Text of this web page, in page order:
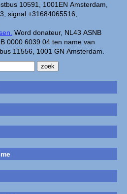
10591, 1001EN Amsterdam,
signal +31684065516,
Word donateur, NL43 ASNB
0000 6039 04 ten name van
11556, 1001 GN Amsterdam.